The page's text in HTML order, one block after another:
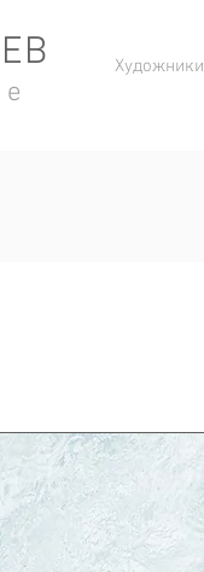
Художники